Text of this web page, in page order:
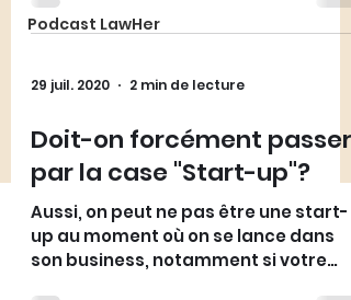
Podcast LawHer
29 juil. 2020 2 min de lecture
Doit-on forcément passer
par la case "Start-up"?
Aussi, on peut ne pas être une start-
up au moment où on se lance dans
son business, notamment si votre